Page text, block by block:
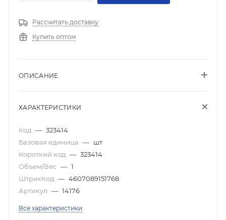
Рассчитать доставку
Купить оптом
ОПИСАНИЕ
ХАРАКТЕРИСТИКИ
Код — 323414
Базовая единица — шт
Короткий код — 323414
Объем/Вес — 1
ШтрихКод — 4607089151768
Артикул — 14176
Все характеристики